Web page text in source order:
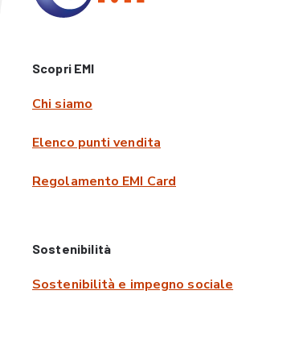
Scopri EMI
Chi siamo
Elenco punti vendita
Regolamento EMI Card
Sostenibilità
Sostenibilità e impegno sociale